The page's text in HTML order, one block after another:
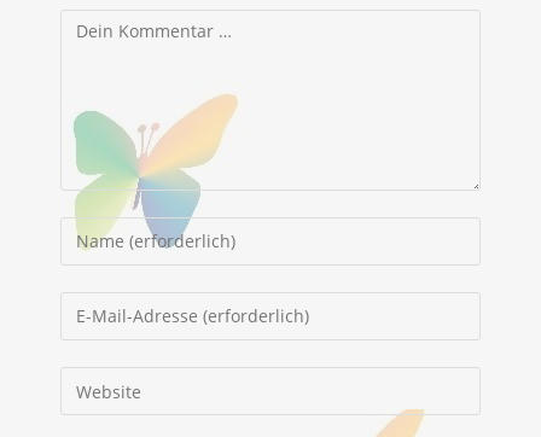
Kommentar
Gib
deinen
Namen
oder
Kommentieren
deine
E-
Mail-
deine